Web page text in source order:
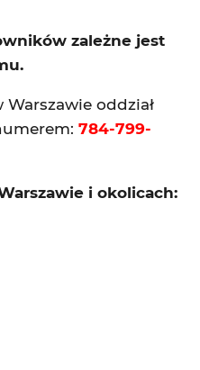
zależne jest
oddział
784-799-
i okolicach: